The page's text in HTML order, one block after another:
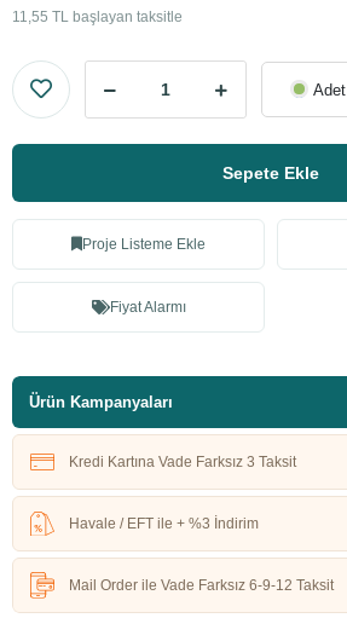
11,55 TL başlayan taksitle
Adet
Sepete Ekle
Proje Listeme Ekle
Fiyat Alarmı
Ürün Kampanyaları
Kredi Kartına Vade Farksız 3 Taksit
Havale / EFT ile + %3 İndirim
Mail Order ile Vade Farksız 6-9-12 Taksit